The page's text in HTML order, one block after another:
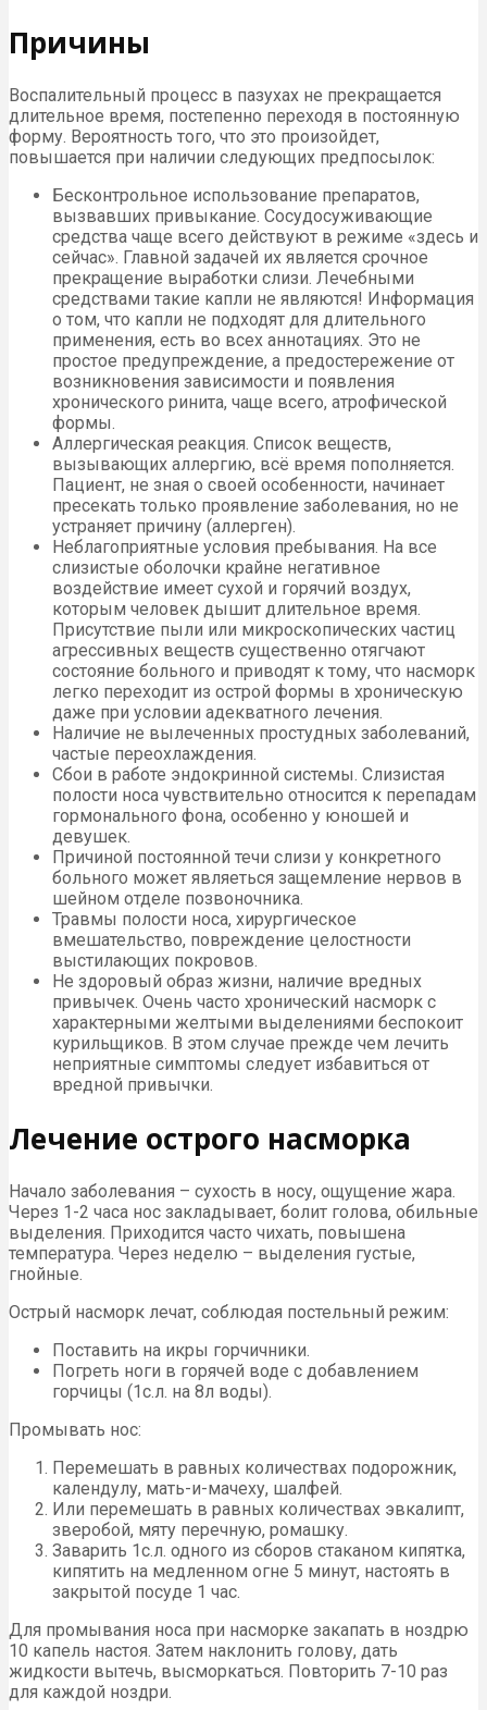
Причины
Воспалительный процесс в пазухах не прекращается
длительное время, постепенно переходя в постоянную
форму. Вероятность того, что это произойдет,
повышается при наличии следующих предпосылок:
Бесконтрольное использование препаратов,
вызвавших привыкание. Сосудосуживающие
средства чаще всего действуют в режиме «здесь и
сейчас». Главной задачей их является срочное
прекращение выработки слизи. Лечебными
средствами такие капли не являются! Информация
о том, что капли не подходят для длительного
применения, есть во всех аннотациях. Это не
простое предупреждение, а предостережение от
возникновения зависимости и появления
хронического ринита, чаще всего, атрофической
формы.
Аллергическая реакция. Список веществ,
вызывающих аллергию, всё время пополняется.
Пациент, не зная о своей особенности, начинает
пресекать только проявление заболевания, но не
устраняет причину (аллерген).
Неблагоприятные условия пребывания. На все
слизистые оболочки крайне негативное
воздействие имеет сухой и горячий воздух,
которым человек дышит длительное время.
Присутствие пыли или микроскопических частиц
агрессивных веществ существенно отягчают
состояние больного и приводят к тому, что насморк
легко переходит из острой формы в хроническую
даже при условии адекватного лечения.
Наличие не вылеченных простудных заболеваний,
частые переохлаждения.
Сбои в работе эндокринной системы. Слизистая
полости носа чувствительно относится к перепадам
гормонального фона, особенно у юношей и
девушек.
Причиной постоянной течи слизи у конкретного
больного может являеться защемление нервов в
шейном отделе позвоночника.
Травмы полости носа, хирургическое
вмешательство, повреждение целостности
выстилающих покровов.
Не здоровый образ жизни, наличие вредных
привычек. Очень часто хронический насморк с
характерными желтыми выделениями беспокоит
курильщиков. В этом случае прежде чем лечить
неприятные симптомы следует избавиться от
вредной привычки.
Лечение острого насморка
Начало заболевания – сухость в носу, ощущение жара.
Через 1-2 часа нос закладывает, болит голова, обильные
выделения. Приходится часто чихать, повышена
температура. Через неделю – выделения густые,
гнойные.
Острый насморк лечат, соблюдая постельный режим:
Поставить на икры горчичники.
Погреть ноги в горячей воде с добавлением
горчицы (1с.л. на 8л воды).
Промывать нос:
Перемешать в равных количествах подорожник,
календулу, мать-и-мачеху, шалфей.
Или перемешать в равных количествах эвкалипт,
зверобой, мяту перечную, ромашку.
Заварить 1с.л. одного из сборов стаканом кипятка,
кипятить на медленном огне 5 минут, настоять в
закрытой посуде 1 час.
Для промывания носа при насморке закапать в ноздрю
10 капель настоя. Затем наклонить голову, дать
жидкости вытечь, высморкаться. Повторить 7-10 раз
для каждой ноздри.